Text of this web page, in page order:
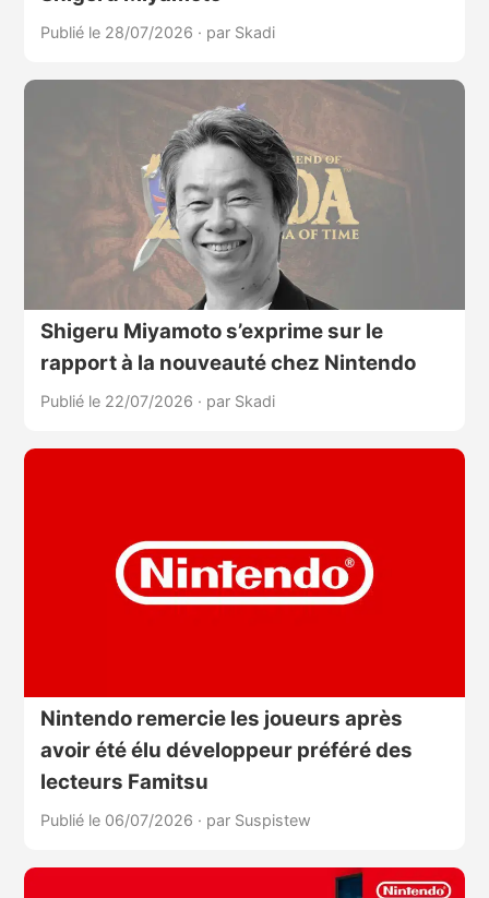
Publié le 28/07/2026 · par Skadi
Shigeru Miyamoto s’exprime sur le
rapport à la nouveauté chez Nintendo
Publié le 22/07/2026 · par Skadi
Nintendo remercie les joueurs après
avoir été élu développeur préféré des
lecteurs Famitsu
Publié le 06/07/2026 · par Suspistew